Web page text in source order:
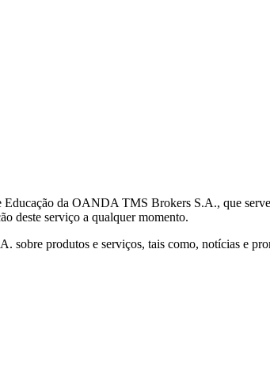
da OANDA TMS Brokers S.A., que
deste serviço a qualquer momento.
produtos e serviços, tais como, notícias e